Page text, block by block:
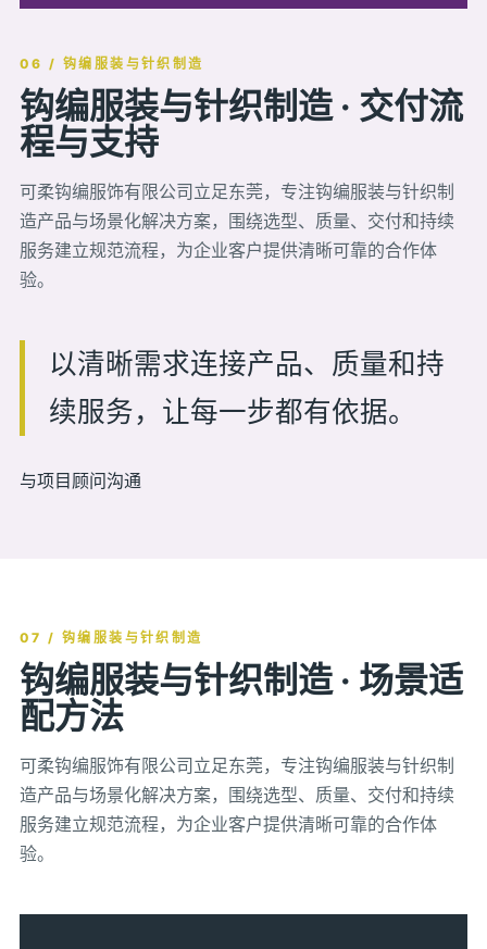
06 / 钩编服装与针织制造
钩编服装与针织制造 · 交付流
程与支持
可柔钩编服饰有限公司立足东莞，专注钩编服装与针织制
造产品与场景化解决方案，围绕选型、质量、交付和持续
服务建立规范流程，为企业客户提供清晰可靠的合作体
验。
以清晰需求连接产品、质量和持
续服务，让每一步都有依据。
与项目顾问沟通
07 / 钩编服装与针织制造
钩编服装与针织制造 · 场景适
配方法
可柔钩编服饰有限公司立足东莞，专注钩编服装与针织制
造产品与场景化解决方案，围绕选型、质量、交付和持续
服务建立规范流程，为企业客户提供清晰可靠的合作体
验。